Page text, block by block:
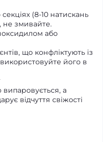
(8-10 натискань
не змивайте.
або
що конфліктують із
його в
а
відчуття свіжості